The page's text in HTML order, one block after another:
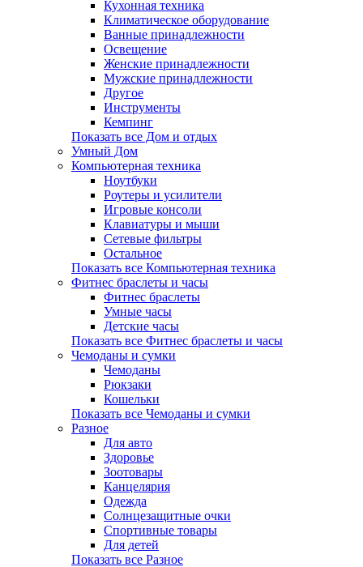
Кухонная техника
Климатическое оборудование
Ванные принадлежности
Освещение
Женские принадлежности
Мужские принадлежности
Другое
Инструменты
Кемпинг
Показать все Дом и отдых
Умный Дом
Компьютерная техника
Ноутбуки
Роутеры и усилители
Игровые консоли
Клавиатуры и мыши
Сетевые фильтры
Остальное
Показать все Компьютерная техника
Фитнес браслеты и часы
Фитнес браслеты
Умные часы
Детские часы
Показать все Фитнес браслеты и часы
Чемоданы и сумки
Чемоданы
Рюкзаки
Кошельки
Показать все Чемоданы и сумки
Разное
Для авто
Здоровье
Зоотовары
Канцелярия
Одежда
Солнцезащитные очки
Спортивные товары
Для детей
Показать все Разное